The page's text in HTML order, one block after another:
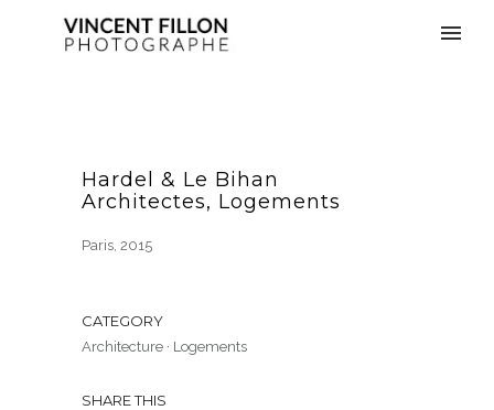
Hardel & Le Bihan
Architectes, Logements
Paris, 2015
CATEGORY
Architecture · Logements
SHARE THIS